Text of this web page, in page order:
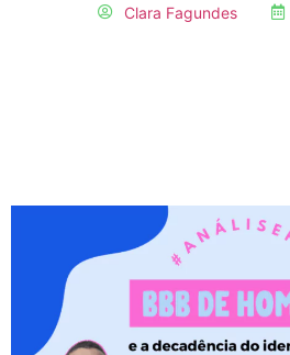
Clara Fagundes